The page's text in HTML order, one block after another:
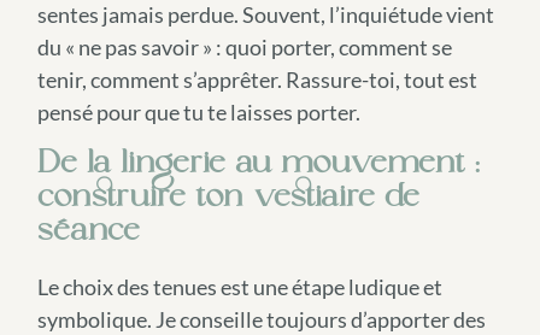
sentes jamais perdue. Souvent, l’inquiétude vient
du « ne pas savoir » : quoi porter, comment se
tenir, comment s’apprêter. Rassure-toi, tout est
pensé pour que tu te laisses porter.
De la lingerie au mouvement :
construire ton vestiaire de
séance
Le choix des tenues est une étape ludique et
symbolique. Je conseille toujours d’apporter des